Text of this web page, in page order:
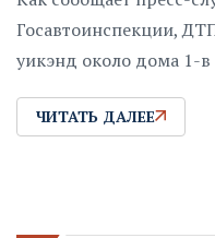
Госавтоинспекции,
уикэнд около дома 1-в
ЧИТАТЬ ДАЛЕЕ